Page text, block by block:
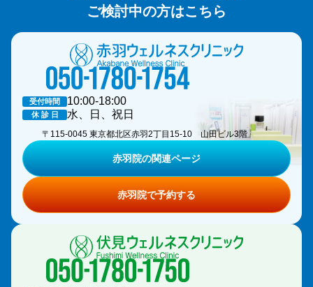
ご検討中の方はこちら
受付時間 10:00-18:00
休 診 日 水、日、祝日
〒115-0045 東京都北区赤羽2丁目15-10 山田ビル3階
赤羽院の関連ページ
赤羽院で予約する